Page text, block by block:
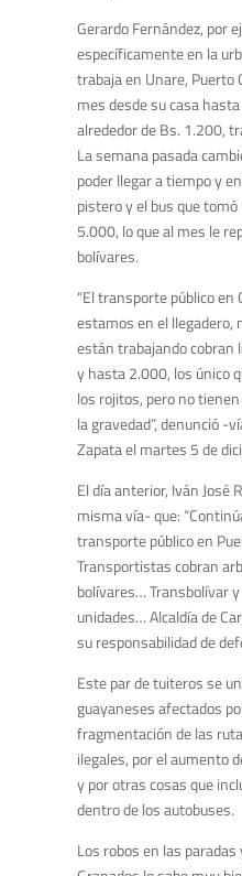
Gerardo Fernández, por
específicamente en la
trabaja en Unare, Puerto
mes desde su casa
alrededor de Bs. 1.200,
La semana pasada
poder llegar a tiempo y
pistero y el bus que
5.000, lo que al mes le
bolívares.
“El transporte público en
estamos en el llegadero,
están trabajando cobran
y hasta 2.000, los único
los rojitos, pero no
la gravedad”, denunció -
Zapata el martes 5 de
El día anterior, Iván José
misma vía- que:
transporte público en
Transportistas cobran
bolívares… Transbolívar
unidades… Alcaldía de
su responsabilidad de
Este par de tuiteros se
guayaneses afectados
fragmentación de las
ilegales, por el aumento
y por otras cosas que
dentro de los autobuses.
Los robos en las